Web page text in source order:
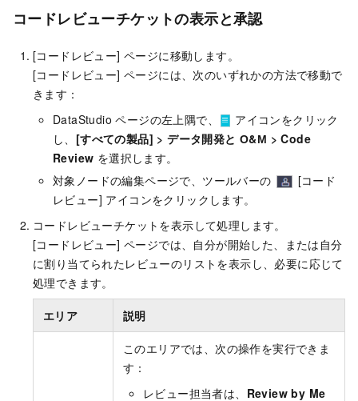
コードレビューチケットの表示と承認
[コードレビュー] ページに移動します。
[コードレビュー] ページには、次のいずれかの方法で移動で
きます：
DataStudio ページの左上隅で、
アイコンをクリック
し、 [すべての製品] >データ開発と О&М >Code
Review を選択します。
対象ノードの編集ページで、ツールバーの
[コード
レビュー] アイコンをクリックします。
コードレビューチケットを表示して処理します。
[コードレビュー] ページでは、自分が開始した、または自分
に割り当てられたレビューのリストを表示し、必要に応じて
処理できます。
エリア 説明
このエリアでは、次の操作を実行できま
す：
レビュー担当者は、 Review by Me